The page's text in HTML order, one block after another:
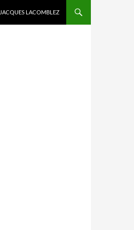
JACQUES LACOMBLEZ